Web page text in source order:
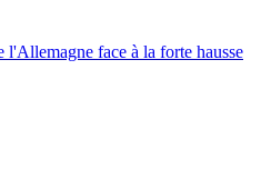
l'Allemagne face à la forte hausse